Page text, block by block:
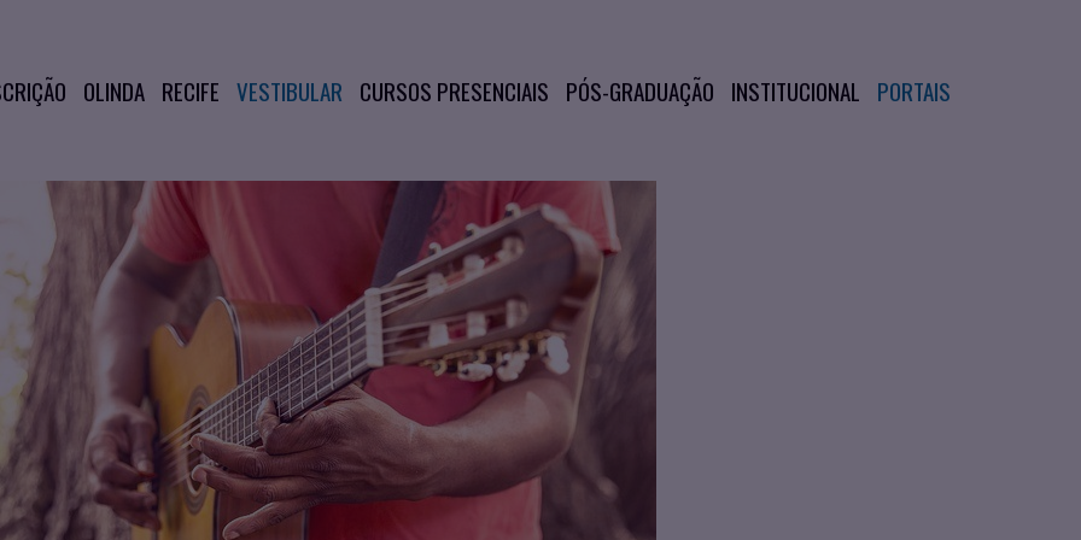
OLINDA RECIFE VESTIBULAR CURSOS PRESENCIAIS PÓS-GRADUAÇÃO INSTITUCIONAL PORTAIS